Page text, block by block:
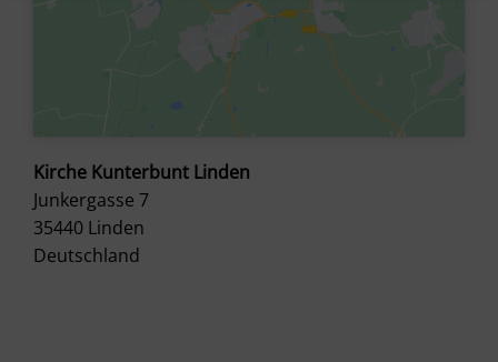
Kirche Kunterbunt Linden
Junkergasse 7
35440 Linden
Deutschland